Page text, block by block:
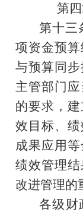
第
第十三
项资金预
与预算同步
主管部门
的要求，
效目标、
成果应用
绩效管理
改进管理的
各级财